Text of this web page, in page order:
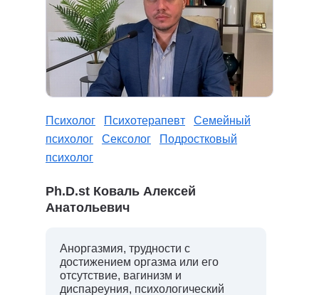
Психолог Психотерапевт
Семейный
психолог
Сексолог
Подростковый
психолог
Ph.D.st Коваль Алексей
Анатольевич
Аноргазмия, трудности с
достижением оргазма или его
отсутствие, вагинизм и
диспареуния, психологический